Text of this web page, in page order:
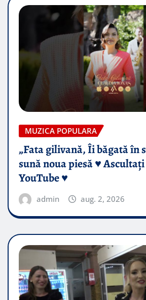
MUZICA POPULARA
„Fata gilivană, Îi băgată în
sună noua piesă ♥️
YouTube ♥️
admin aug. 2, 2026